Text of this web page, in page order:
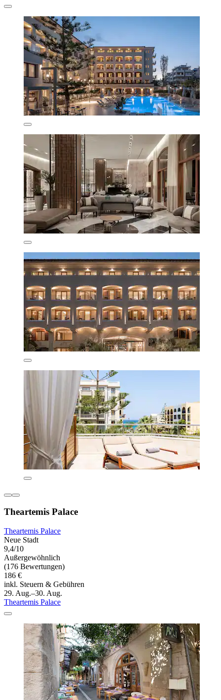
Theartemis Palace
Theartemis Palace
Neue Stadt
9,4/10
Außergewöhnlich
(176 Bewertungen)
186 €
inkl. Steuern & Gebühren
29. Aug.–30. Aug.
Theartemis Palace